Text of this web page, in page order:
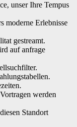
unser Ihre Tempus
moderne Erlebnisse
gestreamt.
auf anfrage
werden
Standort